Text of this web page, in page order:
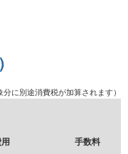
分に別途消費税が加算されます）
手数料